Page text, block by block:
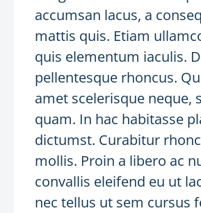
accumsan lacus, a
mattis quis. Etiam
quis elementum iaculis.
pellentesque rhoncus.
amet scelerisque neque,
quam. In hac habitasse
dictumst. Curabitur
mollis. Proin a libero ac
convallis eleifend eu ut
nec tellus ut sem cursus